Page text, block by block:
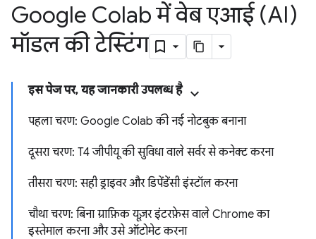
Google Colab में वेब एआई (AI)
मॉडल की टेस्टिंग
इस पेज पर, यह जानकारी उपलब्ध है
पहला चरण: Google Colab की नई नोटबुक बनाना
दूसरा चरण: T4 जीपीयू की सुविधा वाले सर्वर से कनेक्ट करना
तीसरा चरण: सही ड्राइवर और डिपेंडेंसी इंस्टॉल करना
चौथा चरण: बिना ग्राफ़िक यूज़र इंटरफ़ेस वाले Chrome का
इस्तेमाल करना और उसे ऑटोमेट करना